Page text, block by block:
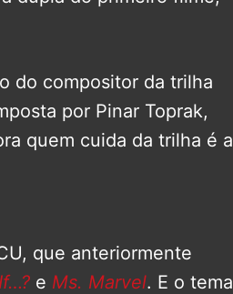
do compositor da trilha
por Pinar Toprak,
quem cuida da trilha é a
que anteriormente
e Ms. Marvel. E o tema